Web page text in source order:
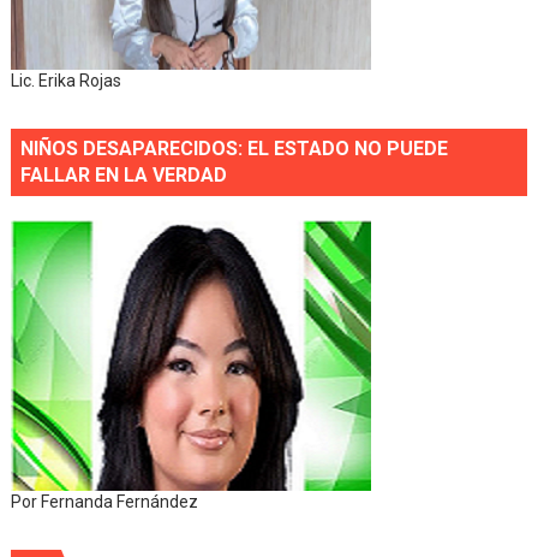
Lic. Erika Rojas
NIÑOS DESAPARECIDOS: EL ESTADO NO PUEDE
FALLAR EN LA VERDAD
Por Fernanda Fernández